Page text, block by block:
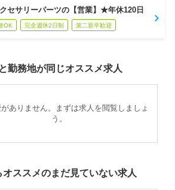
セサリーパーツの【営業】★年休120日
OK 完全週休2日制 第二新卒歓迎
勤務地が同じオススメ求人
ありません。まずは求人を閲覧しましょ
う。
オススメのまだ見ていない求人